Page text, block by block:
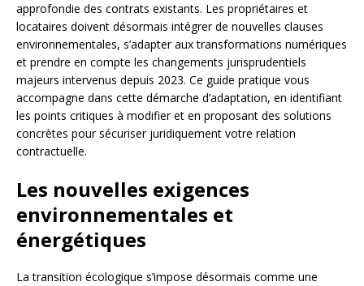
approfondie des contrats existants. Les propriétaires et
locataires doivent désormais intégrer de nouvelles clauses
environnementales, s’adapter aux transformations numériques
et prendre en compte les changements jurisprudentiels
majeurs intervenus depuis 2023. Ce guide pratique vous
accompagne dans cette démarche d’adaptation, en identifiant
les points critiques à modifier et en proposant des solutions
concrètes pour sécuriser juridiquement votre relation
contractuelle.
Les nouvelles exigences
environnementales et
énergétiques
La transition écologique s’impose désormais comme une